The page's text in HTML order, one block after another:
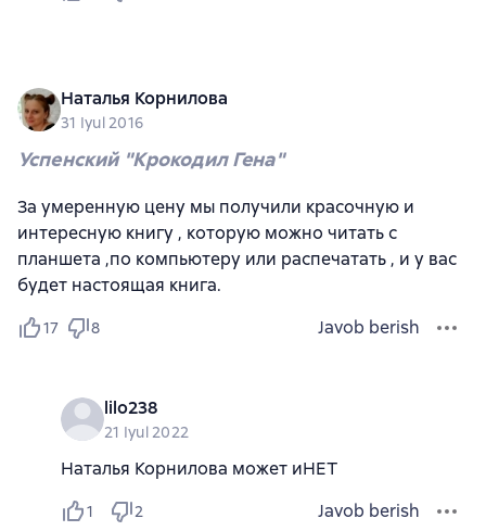
Наталья Корнилова
31 Iyul 2016
Успенский "Крокодил Гена"
За умеренную цену мы получили красочную и
интересную книгу , которую можно читать с
планшета ,по компьютеру или распечатать , и у вас
будет настоящая книга.
17 8 Javob berish
lilo238
21 Iyul 2022
Наталья Корнилова может иНЕТ
1 2 Javob berish